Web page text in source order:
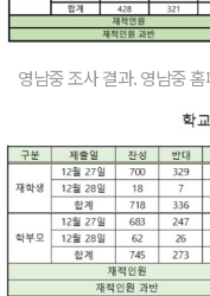
영남중 조사 결과. 영남중